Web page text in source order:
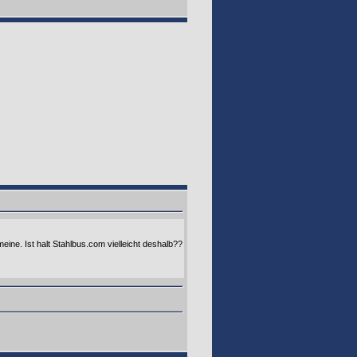
Ist halt Stahlbus.com vielleicht deshalb??